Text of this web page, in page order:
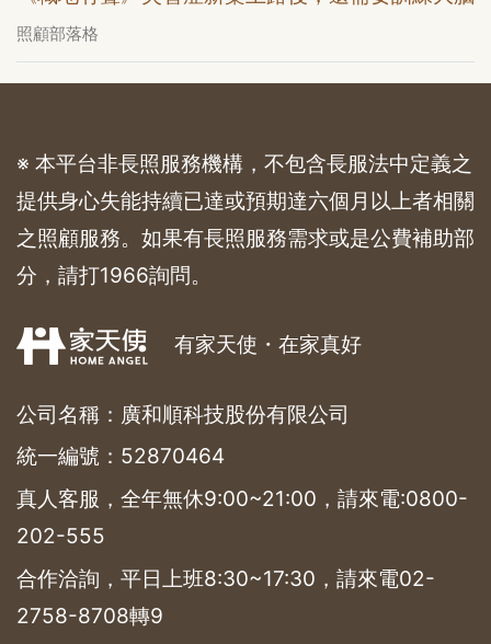
照顧部落格
※ 本平台非長照服務機構，不包含長服法中定義之
提供身心失能持續已達或預期達六個月以上者相關
之照顧服務。如果有長照服務需求或是公費補助部
分，請打1966詢問。
有家天使・在家真好
公司名稱：廣和順科技股份有限公司
統一編號：52870464
真人客服，全年無休9:00~21:00，請來電:0800-
202-555
合作洽詢，平日上班8:30~17:30，請來電02-
2758-8708轉9